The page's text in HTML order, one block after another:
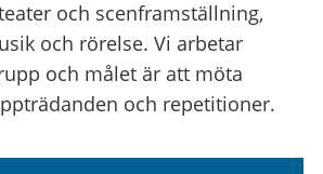
och scenframställning,
och rörelse. Vi arbetar
och målet är att möta
och repetitioner.